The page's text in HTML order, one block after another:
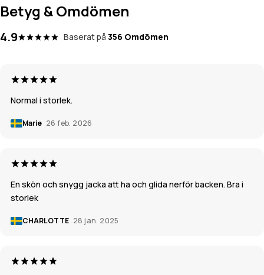
Betyg & Omdömen
4.9 Baserat på 356 Omdömen
Normal i storlek.
Marie 26 feb. 2026
En skön och snygg jacka att ha och glida nerför backen. Bra i
storlek
CHARLOTTE 28 jan. 2025